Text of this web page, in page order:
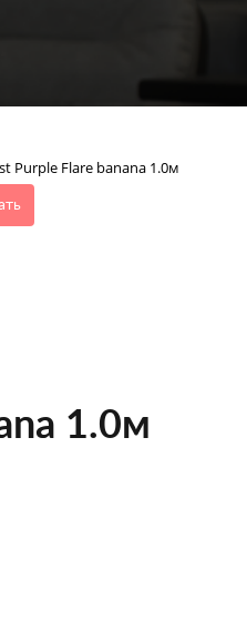
Purple Flare banana 1.0м
1.0м